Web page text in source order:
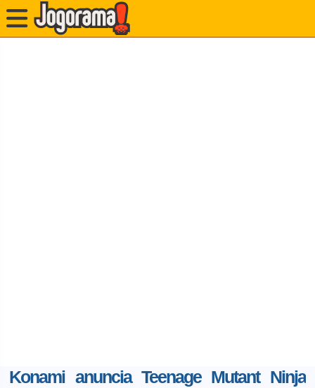
Konami anuncia Teenage Mutant Ninja